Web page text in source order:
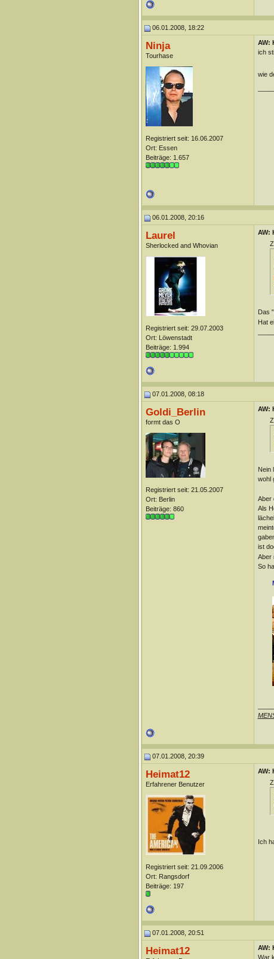
06.01.2008, 18:22
Ninja
Tourhase
Registriert seit: 16.06.2007
Ort: Essen
Beiträge: 1.657
AW:
ich
wie
06.01.2008, 20:16
Laurel
Sherlocked and Whovian
Registriert seit: 29.07.2003
Ort: Löwenstadt
Beiträge: 1.994
AW:
Das
Hat
07.01.2008, 08:18
Goldi_Berlin
formt das O
Registriert seit: 21.05.2007
Ort: Berlin
Beiträge: 860
AW:
Nein
wohl
Aber
Als
ist
Aber
So
07.01.2008, 20:39
Heimat12
Erfahrener Benutzer
Registriert seit: 21.09.2006
Ort: Rangsdorf
Beiträge: 197
AW:
Ich
07.01.2008, 20:51
Heimat12
AW:
War